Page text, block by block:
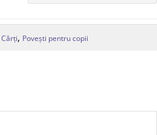
Cărți, Povești pentru copii